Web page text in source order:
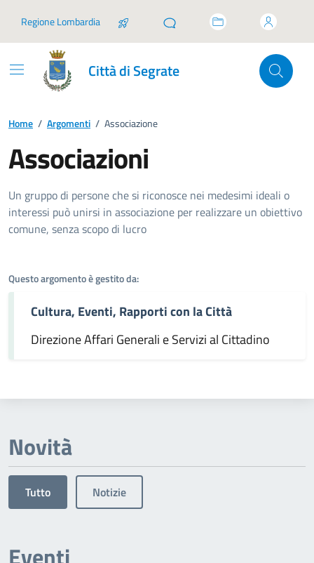
Regione Lombardia
Città di Segrate
Home / Argomenti / Associazione
Associazioni
Dettagli dell'argomento
Un gruppo di persone che si riconosce nei medesimi ideali o
interessi può unirsi in associazione per realizzare un obiettivo
comune, senza scopo di lucro
Questo argomento è gestito da:
Cultura, Eventi, Rapporti con la Città
Direzione Affari Generali e Servizi al Cittadino
Novità
Tutto Notizie